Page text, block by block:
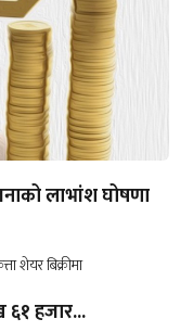
लाभांश घोषणा
६१ हजार...